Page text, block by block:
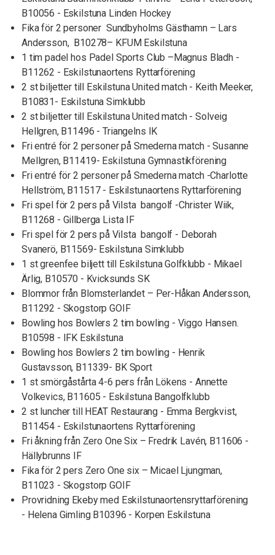
B10056 - Eskilstuna Linden Hockey
Fika för 2 personer Sundbyholms Gästhamn – Lars
Andersson, B10278– KFUM Eskilstuna
1 tim padel hos Padel Sports Club –Magnus Bladh -
B11262 - Eskilstunaortens Ryttarförening
2 st biljetter till Eskilstuna United match - Keith Meeker,
B10831- Eskilstuna Simklubb
2 st biljetter till Eskilstuna United match - Solveig
Hellgren, B11496 - Triangelns IK
Fri entré för 2 personer på Smederna match - Susanne
Mellgren, B11419- Eskilstuna Gymnastikförening
Fri entré för 2 personer på Smederna match -Charlotte
Hellström, B11517 - Eskilstunaortens Ryttarförening
Fri spel för 2 pers på Vilsta bangolf -Christer Wiik,
B11268 - Gillberga Lista IF
Fri spel för 2 pers på Vilsta bangolf - Deborah
Svanerö, B11569- Eskilstuna Simklubb
1 st greenfee biljett till Eskilstuna Golfklubb - Mikael
Ärlig, B10570 - Kvicksunds SK
Blommor från Blomsterlandet – Per-Håkan Andersson,
B11292 - Skogstorp GOIF
Bowling hos Bowlers 2 tim bowling - Viggo Hansen.
B10598 - IFK Eskilstuna
Bowling hos Bowlers 2 tim bowling - Henrik
Gustavsson, B11339- BK Sport
1 st smörgåstårta 4-6 pers från Lökens - Annette
Volkevics, B11605 - Eskilstuna Bangolfklubb
2 st luncher till HEAT Restaurang - Emma Bergkvist,
B11454 - Eskilstunaortens Ryttarförening
Fri åkning från Zero One Six – Fredrik Lavén, B11606 -
Hällybrunns IF
Fika för 2 pers Zero One six – Micael Ljungman,
B11023 - Skogstorp GOIF
Provridning Ekeby med Eskilstunaortensryttarförening
- Helena Gimling B10396 - Korpen Eskilstuna